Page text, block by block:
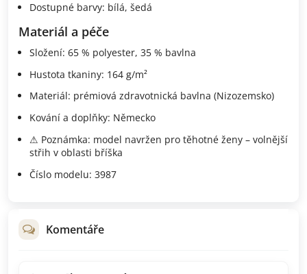
Dostupné barvy: bílá, šedá
Materiál a péče
Složení: 65 % polyester, 35 % bavlna
Hustota tkaniny: 164 g/m²
Materiál: prémiová zdravotnická bavlna (Nizozemsko)
Kování a doplňky: Německo
⚠ Poznámka: model navržen pro těhotné ženy – volnější
střih v oblasti bříška
Číslo modelu: 3987
Komentáře